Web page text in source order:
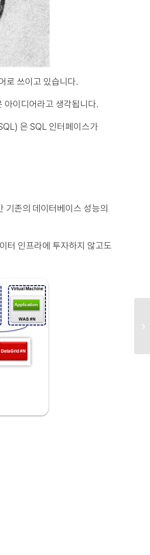
로 쓰이고 있습니다.
이디어라고 생각됩니다.
은 SQL 인터페이스가
기존의 데이터베이스 성능의
터 인프라에 투자하지 않고도